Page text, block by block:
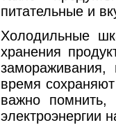
питательные и
Холодильные
хранения
замораживания,
время
важно
электроэнергии